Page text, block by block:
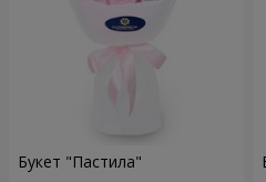
Букет "Пастила"